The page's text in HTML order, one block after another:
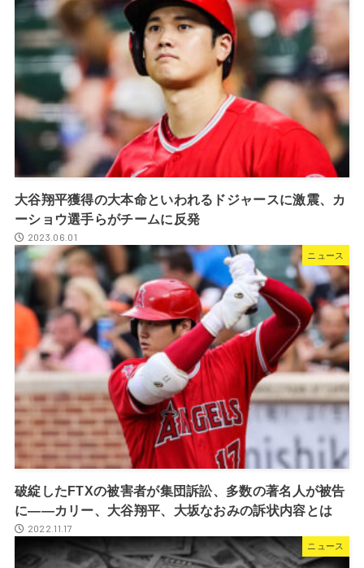
大谷翔平獲得の大本命といわれるドジャースに激震、カ
ーショウ選手らがチームに反発
2023.06.01
ニュース
破綻したFTXの被害者が集団訴訟、多数の著名人が被告
に――カリー、大谷翔平、大坂なおみの訴状内容とは
2022.11.17
ニュース